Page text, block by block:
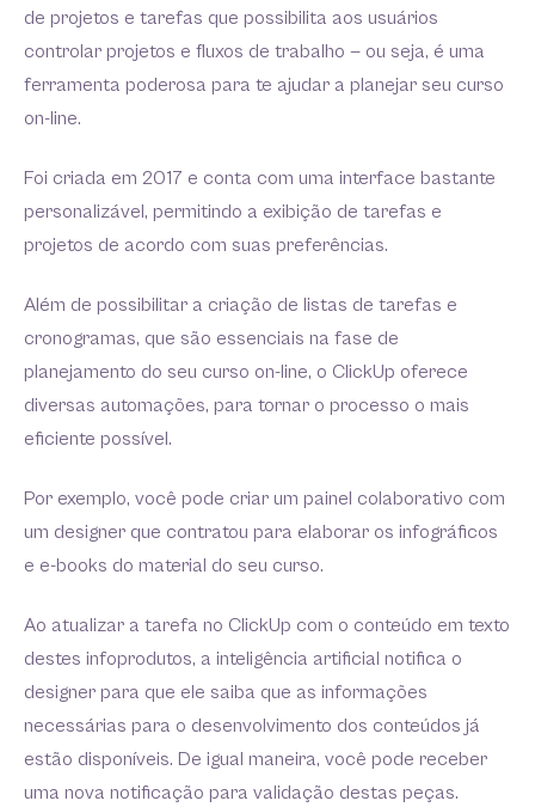
de projetos e tarefas que possibilita aos usuários
controlar projetos e fluxos de trabalho — ou seja, é uma
ferramenta poderosa para te ajudar a planejar seu curso
on-line.
Foi criada em 2017 e conta com uma interface bastante
personalizável, permitindo a exibição de tarefas e
projetos de acordo com suas preferências.
Além de possibilitar a criação de listas de tarefas e
cronogramas, que são essenciais na fase de
planejamento do seu curso on-line, o ClickUp oferece
diversas automações, para tornar o processo o mais
eficiente possível.
Por exemplo, você pode criar um painel colaborativo com
um designer que contratou para elaborar os infográficos
e e-books do material do seu curso.
Ao atualizar a tarefa no ClickUp com o conteúdo em texto
destes infoprodutos, a inteligência artificial notifica o
designer para que ele saiba que as informações
necessárias para o desenvolvimento dos conteúdos já
estão disponíveis. De igual maneira, você pode receber
uma nova notificação para validação destas peças.